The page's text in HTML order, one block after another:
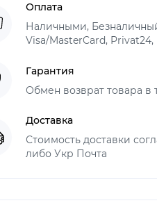
Оплата
Наличными,
Visa/MasterCard,
Гарантия
Обмен возврат товара в
Доставка
Стоимость доставки
либо Укр Почта